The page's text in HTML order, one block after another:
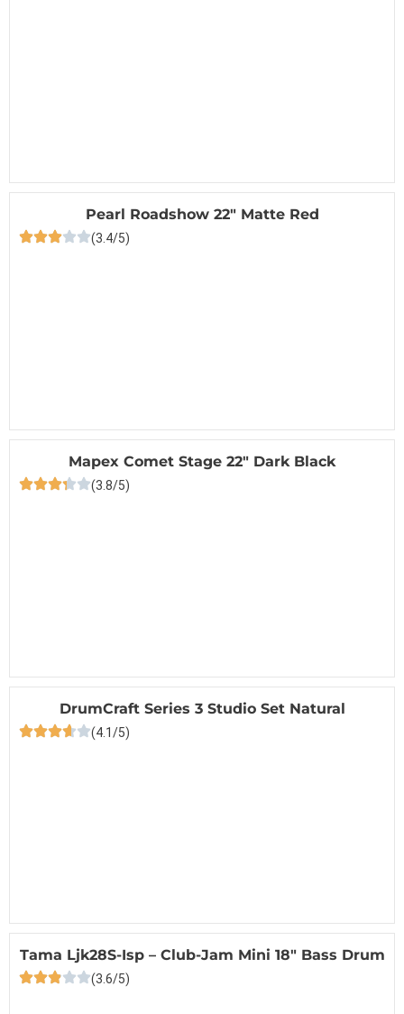
Pearl Roadshow 22″ Matte Red
(3.4/5)
Mapex Comet Stage 22″ Dark Black
(3.8/5)
DrumCraft Series 3 Studio Set Natural
(4.1/5)
Tama Ljk28S-Isp – Club-Jam Mini 18″ Bass Drum
(3.6/5)